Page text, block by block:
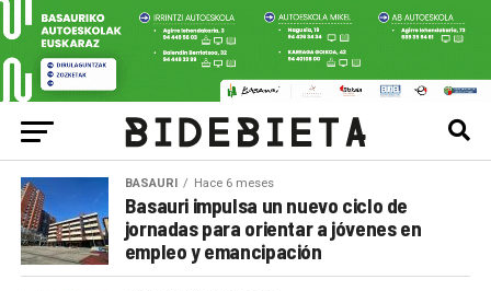
BASAURI Hace 6 meses
Basauri impulsa un nuevo ciclo de
jornadas para orientar a jóvenes en
empleo y emancipación